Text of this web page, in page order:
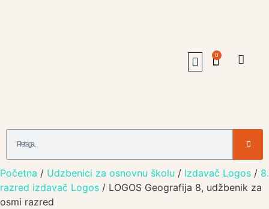
0
Početna / Udzbenici za osnovnu školu / Izdavač Logos / 8.
razred izdavač Logos / LOGOS Geografija 8, udžbenik za
osmi razred